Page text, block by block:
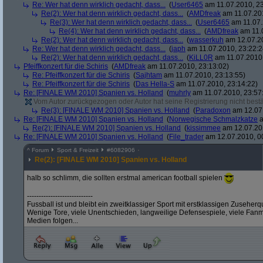
Re: Wer hat denn wirklich gedacht, dass... (User6465 am 11.07.2010,
Re(2): Wer hat denn wirklich gedacht, dass... (AMDfreak am
Re(3): Wer hat denn wirklich gedacht, dass... (User6465 am
Re(4): Wer hat denn wirklich gedacht, dass... (AMDfreak am
Re(2): Wer hat denn wirklich gedacht, dass... (wasserkuh am
Re: Wer hat denn wirklich gedacht, dass... (japh am 11.07.2010,
Re(2): Wer hat denn wirklich gedacht, dass... (KiLL0R am
Pfeiffkonzert für die Schiris (AMDfreak am 11.07.2010, 23:13:02)
Re: Pfeiffkonzert für die Schiris (Sajhtam am 11.07.2010, 23:13:55)
Re: Pfeiffkonzert für die Schiris (Das Hella-S am 11.07.2010, 23:14:22)
Re: [FINALE WM 2010] Spanien vs. Holland (muhrly am 11.07.2010,
Vom Autor zurückgezogen oder Autor hat seine Registrierung nicht
Re(3): [FINALE WM 2010] Spanien vs. Holland (Paradoxon am
Re: [FINALE WM 2010] Spanien vs. Holland (Norwegische Schmalzkatze
Re(2): [FINALE WM 2010] Spanien vs. Holland (kissimmee am
Re: [FINALE WM 2010] Spanien vs. Holland (File_trader am 12.07.2010,
^ Forum Sport & Freizeit #6082906
Re(2): [FINALE WM 2010] Spanien vs. Holland
halb so schlimm, die sollten erstmal american football spielen
----------------------------
Fussball ist und bleibt ein zweitklassiger Sport mit erstklassigen
Wenige Tore, viele Unentschieden, langweilige Defensespiele, viele
Medien folgen...